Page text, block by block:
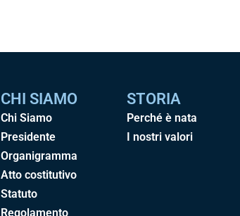
CHI SIAMO
Chi Siamo
Presidente
Organigramma
Atto costitutivo
Statuto
Regolamento
STORIA
Perché è nata
I nostri valori